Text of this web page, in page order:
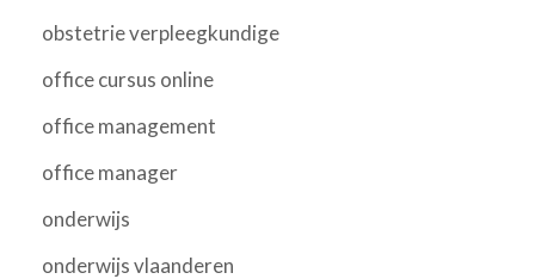
obstetrie verpleegkundige
office cursus online
office management
office manager
onderwijs
onderwijs vlaanderen